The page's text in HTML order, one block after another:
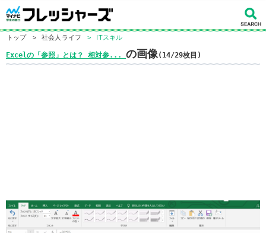
トップ > 社会人ライフ > ITスキル
Excelの「参照」とは？ 相対参... の画像(14/29枚目)